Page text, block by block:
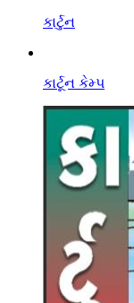
કાર્ટુન
કાર્ટૂન કેમ્પ